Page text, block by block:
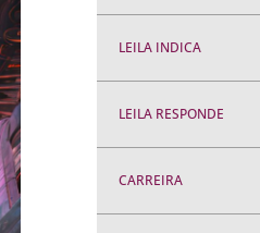
LEILA INDICA
LEILA RESPONDE
CARREIRA